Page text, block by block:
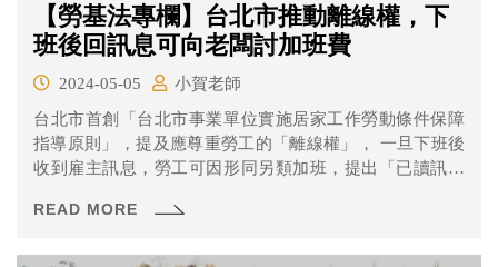
【勞基法專欄】台北市推動離線權，下
班後回訊息可向老闆討加班費
2024-05-05
小賀老師
台北市首創「台北市事業單位實施居家工作勞動條件保障
指導原則」，提及應尊重勞工的「離線權」， 一旦下班後
收到雇主訊息，勞工可因形同另類加班，提出「已讀訊息
者將暫時透過《勞基法》開罰，直到離線權的母法正式通
READ MORE